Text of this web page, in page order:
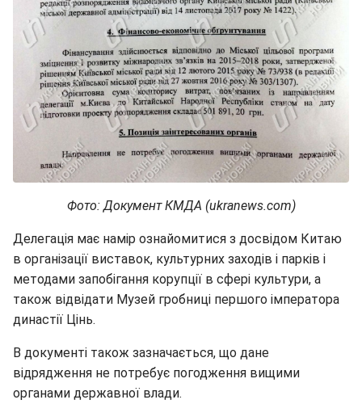
Фото: Документ КМДА (ukranews.com)
Делегація має намір ознайомитися з досвідом Китаю
в організації виставок, культурних заходів і парків і
методами запобігання корупції в сфері культури, а
також відвідати Музей гробниці першого імператора
династії Цінь.
В документі також зазначається, що дане
відрядження не потребує погодження вищими
органами державної влади.